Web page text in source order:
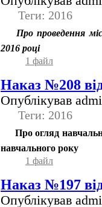
Теги: 2016
Про проведення
2016 році
1 файл
Наказ №208
Опублікував
Теги: 2016
Про огляд
навчального року
1 файл
Наказ №197
Опублікував